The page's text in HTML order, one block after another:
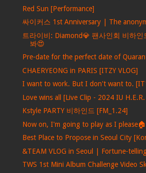
Red Sun [Performance]
싸이커스 1st Anniversary | The
트라이비: Diamond💎 팬사인회 비하
봐😍
Pre-date for the perfect date of
CHAERYEONG in PARIS [ITZY VLOG]
I want to work. But I don't want to.
Love wins all [Live Clip - 2024 IU
Kstyle PARTY 비하인드 [FM_1.24]
Now on, I'm going to play as I
Best Place to Propose in Seoul City
&TEAM VLOG in Seoul | Fortune-
TWS 1st Mini Album Challenge Video